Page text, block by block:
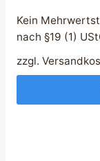
Kein
nach §19 (1)
zzgl.